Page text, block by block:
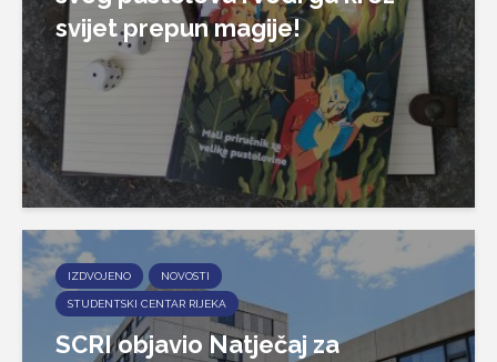
svijet prepun magije!
IZDVOJENO NOVOSTI
STUDENTSKI CENTAR RIJEKA
SCRI objavio Natječaj za